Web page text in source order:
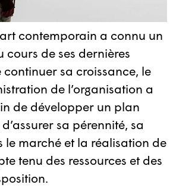
contemporain a connu un
cours de ses dernières
continuer sa croissance, le
de l’organisation a
de développer un plan
sa pérennité, sa
le marché et la réalisation de
tenu des ressources et des